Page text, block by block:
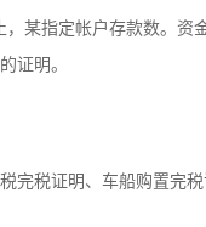
某指定帐户存款数。资
证明。
完税证明、车船购置完